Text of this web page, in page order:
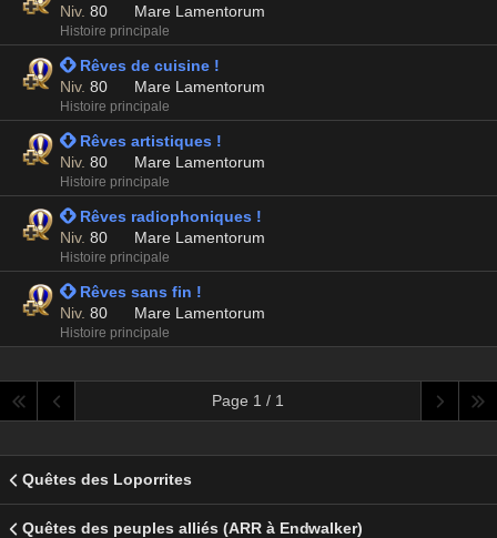
Niv. 80 Mare Lamentorum
Histoire principale
 Rêves de cuisine !
Niv. 80 Mare Lamentorum
Histoire principale
 Rêves artistiques !
Niv. 80 Mare Lamentorum
Histoire principale
 Rêves radiophoniques !
Niv. 80 Mare Lamentorum
Histoire principale
 Rêves sans fin !
Niv. 80 Mare Lamentorum
Histoire principale
Page 1 / 1
Quêtes des Loporrites
Quêtes des peuples alliés (ARR à Endwalker)